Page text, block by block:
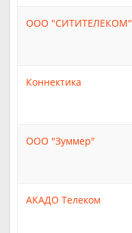
ООО "СИТИТЕЛЕКОМ"
Коннектика
ООО "Зуммер"
АКАДО Телеком